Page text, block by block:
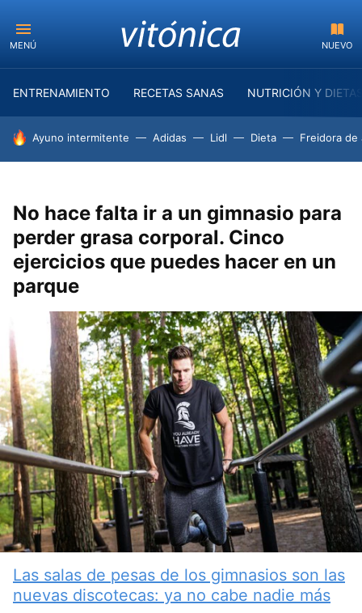
MENÚ NUEVO
ENTRENAMIENTO RECETAS SANAS NUTRICIÓN Y
HOY SE HABLA DE
Ayuno intermitente Adidas Lidl Dieta Freidora de
No hace falta ir a un gimnasio para
perder grasa corporal. Cinco
ejercicios que puedes hacer en un
parque
Las salas de pesas de los gimnasios son las
nuevas discotecas: ya no cabe nadie más